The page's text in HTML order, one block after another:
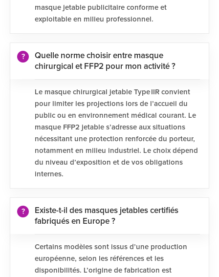
masque jetable publicitaire conforme et
exploitable en milieu professionnel.
Quelle norme choisir entre masque
chirurgical et FFP2 pour mon activité ?
Le masque chirurgical jetable Type IIR convient
pour limiter les projections lors de l’accueil du
public ou en environnement médical courant. Le
masque FFP2 jetable s’adresse aux situations
nécessitant une protection renforcée du porteur,
notamment en milieu industriel. Le choix dépend
du niveau d’exposition et de vos obligations
internes.
Existe-t-il des masques jetables certifiés
fabriqués en Europe ?
Certains modèles sont issus d’une production
européenne, selon les références et les
disponibilités. L’origine de fabrication est